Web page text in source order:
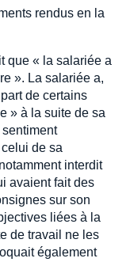
rendus en la
que « la salariée a
». La salariée a,
de certains
» à la suite de sa
de sa
interdit
avaient fait des
sur son
liées à la
de travail ne les
également